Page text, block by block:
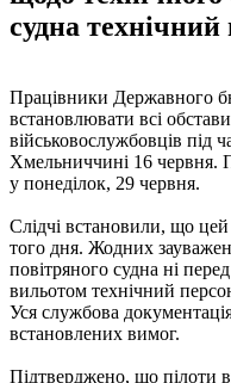
судна
Працівники Державного
встановлювати всі
військовослужбовців під
Хмельниччині 16 червня.
у понеділок, 29 червня.
Слідчі встановили, що
того дня. Жодних
повітряного судна ні
вильотом технічний
Уся службова
встановлених вимог.
Підтверджено, що пілоти